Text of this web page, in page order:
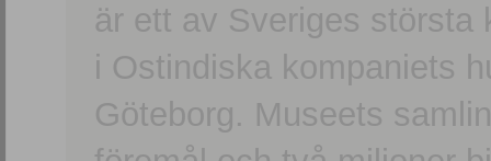
är ett av Sveriges största
i Ostindiska kompaniets
Göteborg. Museets